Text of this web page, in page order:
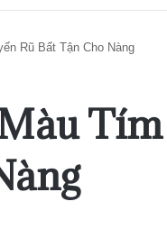
Rũ Bất Tận Cho Nàng